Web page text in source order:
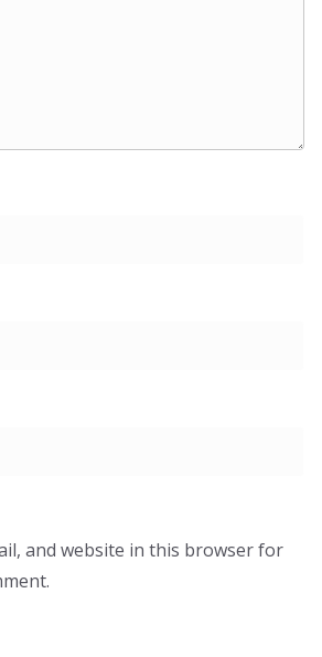
and website in this browser for